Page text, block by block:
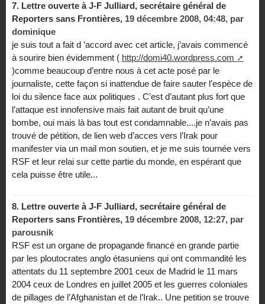
7. Lettre ouverte à J-F Julliard, secrétaire général de
Reporters sans Frontières, 19 décembre 2008, 04:48, par
dominique
je suis tout a fait d ’accord avec cet article, j’avais commencé
à sourire bien évidemment ( http://domi40.wordpress.com
)comme beaucoup d’entre nous à cet acte posé par le
journaliste, cette façon si inattendue de faire sauter l’espèce de
loi du silence face aux politiques . C’est d’autant plus fort que
l’attaque est innofensive mais fait autant de bruit qu’une
bombe, oui mais là bas tout est condamnable....je n’avais pas
trouvé de pétition, de lien web d’acces vers l’Irak pour
manifester via un mail mon soutien, et je me suis tournée vers
RSF et leur relai sur cette partie du monde, en espérant que
cela puisse être utile...
8. Lettre ouverte à J-F Julliard, secrétaire général de
Reporters sans Frontières, 19 décembre 2008, 12:27, par
parousnik
RSF est un organe de propagande financé en grande partie
par les ploutocrates anglo étasuniens qui ont commandité les
attentats du 11 septembre 2001 ceux de Madrid le 11 mars
2004 ceux de Londres en juillet 2005 et les guerres coloniales
de pillages de l’Afghanistan et de l’Irak.. Une petition se trouve